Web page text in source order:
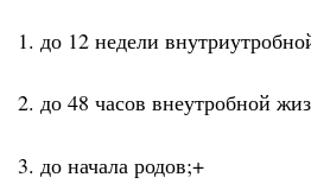
1. до 12 недели
2. до 48 часов внеутробной
3. до начала родов;+